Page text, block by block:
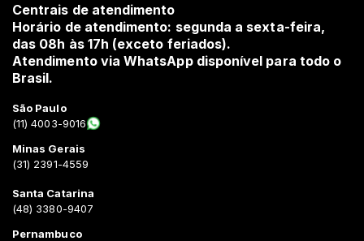
Centrais de atendimento
Horário de atendimento: segunda a sexta-feira,
das 08h às 17h (exceto feriados).
Atendimento via WhatsApp disponível para todo o
Brasil.
São Paulo
(11) 4003-9016
Minas Gerais
(31) 2391-4559
Santa Catarina
(48) 3380-9407
Pernambuco